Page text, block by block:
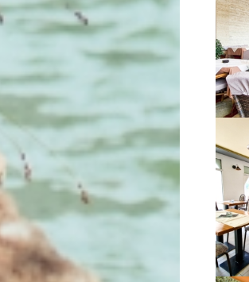
VIŠE INFORMACIJA
VIŠE INFORMACIJA